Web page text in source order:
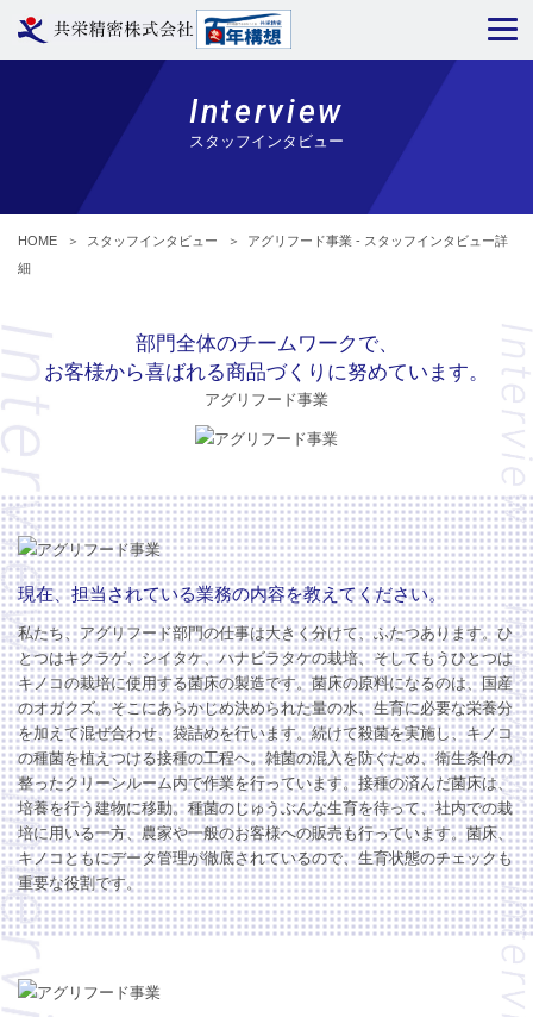
Interview
スタッフインタビュー
HOME ＞ スタッフインタビュー ＞
アグリフード事業 - スタッフインタビュー詳
細
部門全体のチームワークで、
お客様から喜ばれる商品づくりに努めています。
アグリフード事業
現在、担当されている業務の内容を教えてください。
私たち、アグリフード部門の仕事は大きく分けて、ふたつあります。ひ
とつはキクラゲ、シイタケ、ハナビラタケの栽培、そしてもうひとつは
キノコの栽培に使用する菌床の製造です。菌床の原料になるのは、国産
のオガクズ。そこにあらかじめ決められた量の水、生育に必要な栄養分
を加えて混ぜ合わせ、袋詰めを行います。続けて殺菌を実施し、キノコ
の種菌を植えつける接種の工程へ。雑菌の混入を防ぐため、衛生条件の
整ったクリーンルーム内で作業を行っています。接種の済んだ菌床は、
培養を行う建物に移動。種菌のじゅうぶんな生育を待って、社内での栽
培に用いる一方、農家や一般のお客様への販売も行っています。菌床、
キノコともにデータ管理が徹底されているので、生育状態のチェックも
重要な役割です。